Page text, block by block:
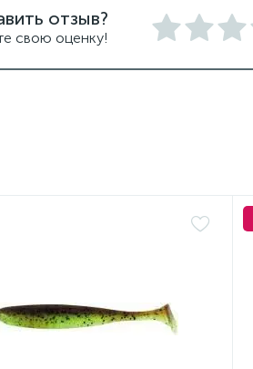
отзыв?
свою оценку!